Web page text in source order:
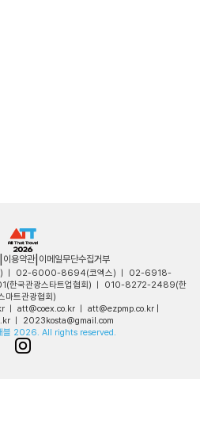
이용약관| 이메일무단수집거부
ㅣ 02-6000-8694(코엑스) ㅣ
02-6918-
(한국관광스타트업협회) ㅣ 010-8272-2489(한
마트관광협회)
ㅣ att@coex.co.kr ㅣ att@ezpmp.co.kr |
ㅣ 2023kosta@gmail.com
블 2026. All rights reserved.